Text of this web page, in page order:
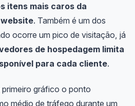
itens mais caros da
. Também é um dos
ocorre um pico de visitação, já
de hospedagem limita
para cada cliente.
gráfico o ponto
médio de tráfego durante um